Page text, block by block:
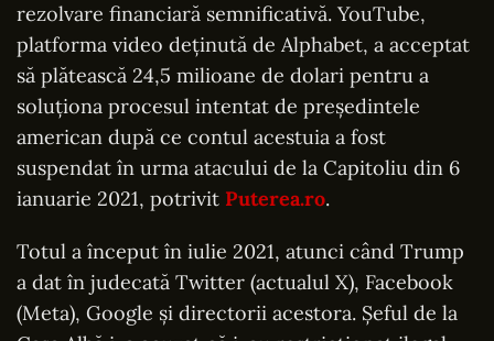
rezolvare financiară semnificativă. YouTube,
platforma video deținută de Alphabet, a acceptat
să plătească 24,5 milioane de dolari pentru a
soluționa procesul intentat de președintele
american după ce contul acestuia a fost
suspendat în urma atacului de la Capitoliu din 6
ianuarie 2021, potrivit Puterea.ro.
Totul a început în iulie 2021, atunci când Trump
a dat în judecată Twitter (actualul X), Facebook
(Meta), Google și directorii acestora. Șeful de la